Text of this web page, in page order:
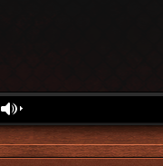
DownloadDenunciar